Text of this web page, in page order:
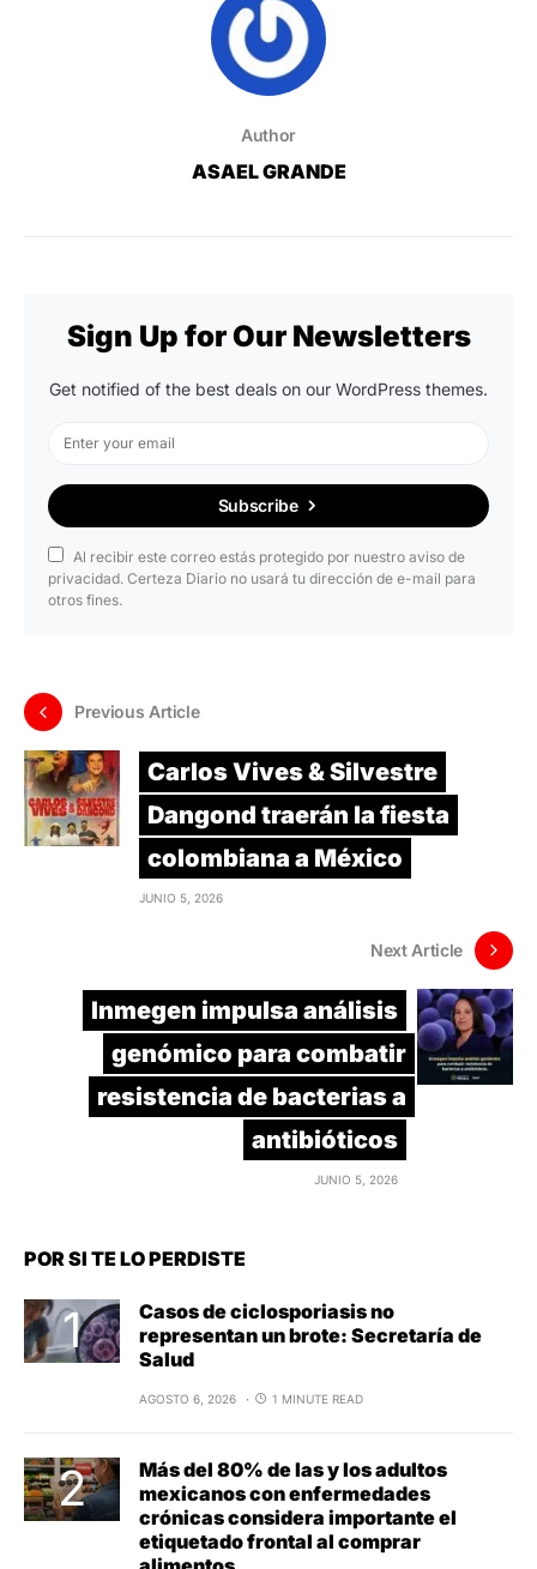
Author
ASAEL GRANDE
Sign Up for Our Newsletters
Get notified of the best deals on our WordPress themes.
Subscribe
Al recibir este correo estás protegido por nuestro aviso de
privacidad. Certeza Diario no usará tu dirección de e-mail para
otros fines.
Previous Article
Carlos Vives & Silvestre
Dangond traerán la fiesta
colombiana a México
JUNIO 5, 2026
Next Article
Inmegen impulsa análisis
genómico para combatir
resistencia de bacterias a
antibióticos
JUNIO 5, 2026
POR SI TE LO PERDISTE
Casos de ciclosporiasis no
representan un brote: Secretaría de
Salud
AGOSTO 6, 2026 1 MINUTE READ
Más del 80% de las y los adultos
mexicanos con enfermedades
crónicas considera importante el
etiquetado frontal al comprar